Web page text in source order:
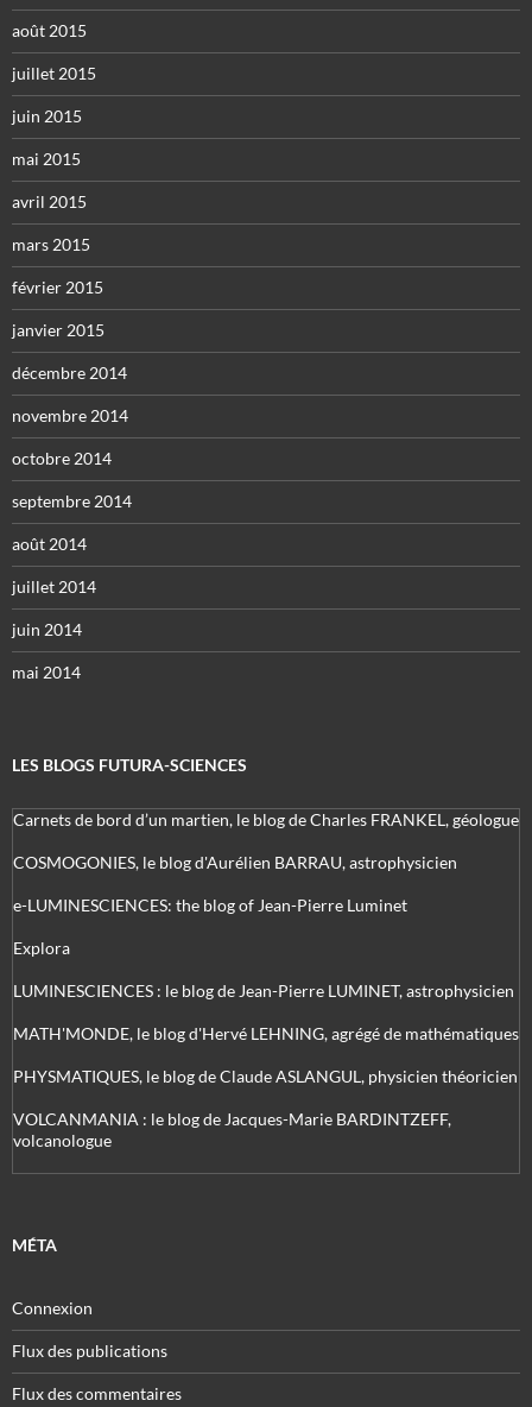
août 2015
juillet 2015
juin 2015
mai 2015
avril 2015
mars 2015
février 2015
janvier 2015
décembre 2014
novembre 2014
octobre 2014
septembre 2014
août 2014
juillet 2014
juin 2014
mai 2014
LES BLOGS FUTURA-SCIENCES
Carnets de bord d’un martien, le blog de Charles FRANKEL, géologue
COSMOGONIES, le blog d'Aurélien BARRAU, astrophysicien
e-LUMINESCIENCES: the blog of Jean-Pierre Luminet
Explora
LUMINESCIENCES : le blog de Jean-Pierre LUMINET, astrophysicien
MATH'MONDE, le blog d'Hervé LEHNING, agrégé de mathématiques
PHYSMATIQUES, le blog de Claude ASLANGUL, physicien théoricien
VOLCANMANIA : le blog de Jacques-Marie BARDINTZEFF,
volcanologue
MÉTA
Connexion
Flux des publications
Flux des commentaires